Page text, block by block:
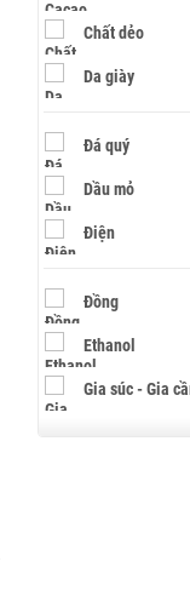
Chất dẻo
Da giày
Đá quý
Dầu mỏ
Điện
Đồng
Ethanol
Gia súc - Gia